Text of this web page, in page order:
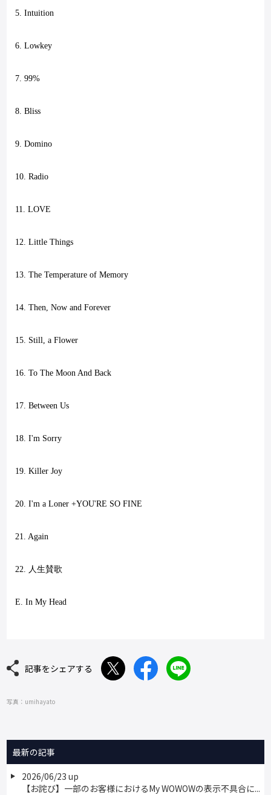
5. Intuition
6. Lowkey
7. 99%
8. Bliss
9. Domino
10. Radio
11. LOVE
12. Little Things
13. The Temperature of Memory
14. Then, Now and Forever
15. Still, a Flower
16. To The Moon And Back
17. Between Us
18. I'm Sorry
19. Killer Joy
20. I'm a Loner +YOU'RE SO FINE
21. Again
22. 人生賛歌
E. In My Head
記事をシェアする
写真：umihayato
最新の記事
2026/06/23 up
【お詫び】一部のお客様におけるMy WOWOWの表示不具合に...